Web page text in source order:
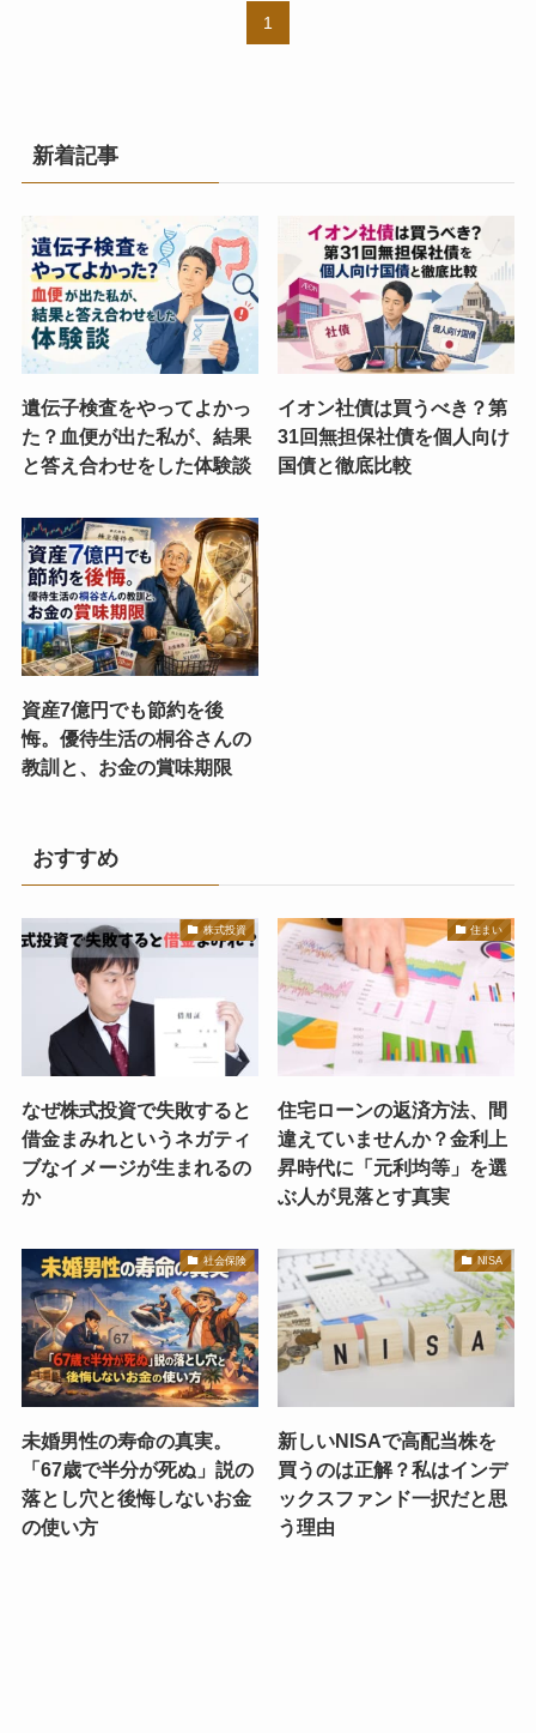
1
新着記事
遺伝子検査をやってよかっ
た？血便が出た私が、結果
と答え合わせをした体験談
イオン社債は買うべき？第
31回無担保社債を個人向け
国債と徹底比較
資産7億円でも節約を後
悔。優待生活の桐谷さんの
教訓と、お金の賞味期限
おすすめ
株式投資
なぜ株式投資で失敗すると
借金まみれというネガティ
ブなイメージが生まれるの
か
住まい
住宅ローンの返済方法、間
違えていませんか？金利上
昇時代に「元利均等」を選
ぶ人が見落とす真実
社会保険
未婚男性の寿命の真実。
「67歳で半分が死ぬ」説の
落とし穴と後悔しないお金
の使い方
NISA
新しいNISAで高配当株を
買うのは正解？私はインデ
ックスファンド一択だと思
う理由